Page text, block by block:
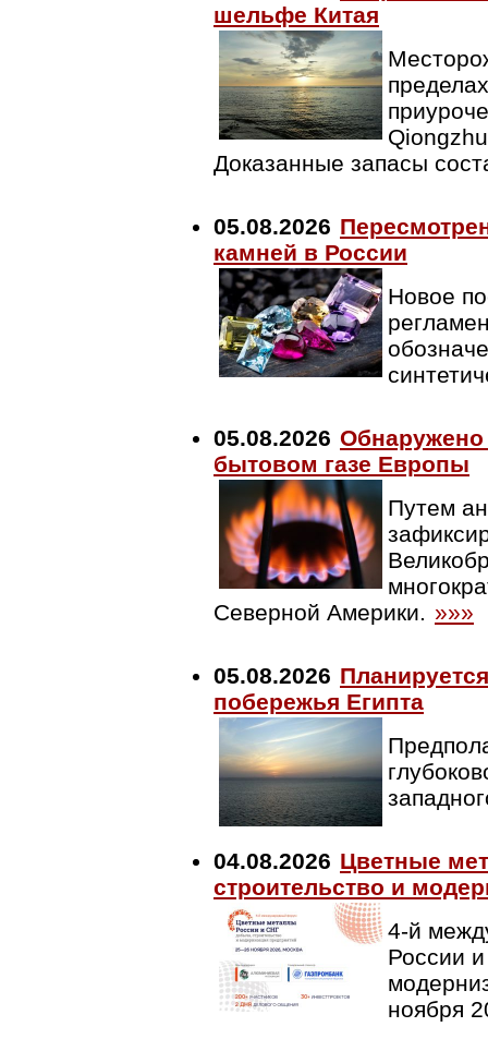
шельфе Китая
Доказанные запасы
05.08.2026
камней в России
Новое
05.08.2026 Обнаружено
бытовом газе Европы
Путем
Северной Америки. »»»
05.08.2026
побережья Египта
04.08.2026 Цветные
строительство и
4-й
России
ноября